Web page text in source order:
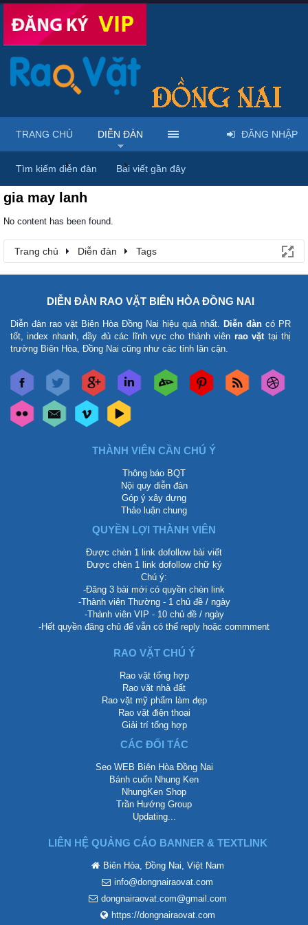
Trang chủ Diễn đàn Tags
gia may lanh
No content has been found.
Trang chủ Diễn đàn Tags
TRANG CHỦ DIỄN ĐÀN
Tìm kiếm diễn đàn Bài viết gần đây
ĐĂNG NHẬP
DIỄN ĐÀN RAO VẶT BIÊN HÒA ĐỒNG NAI
Diễn đàn rao vặt Biên Hòa Đồng Nai hiệu quả nhất. Diễn đàn có PR
tốt, index nhanh, đầy đủ các lĩnh vực cho thành viên rao vặttại thị
trường Biên Hòa, Đồng Nai cũng như các tỉnh lân cận.
THÀNH VIÊN CẦN CHÚ Ý
Thông báo BQT
Nội quy diễn đàn
Góp ý xây dựng
Thảo luận chung
QUYỀN LỢI THÀNH VIÊN
Được chèn 1 link dofollow bài viết
Được chèn 1 link dofollow chữ ký
Chú ý:
-Đăng 3 bài mới có quyền chèn link
-Thành viên Thường - 1 chủ đề / ngày
-Thành viên VIP - 10 chủ đề / ngày
-Hết quyền đăng chủ để vẫn có thể reply hoặc commment
RAO VẶT CHÚ Ý
Rao vặt tổng hợp
Rao vặt nhà đất
Rao vặt mỹ phẩm làm đẹp
Rao vặt điện thoại
Giải trí tổng hợp
CÁC ĐỐI TÁC
Seo WEB Biên Hòa Đồng Nai
Bánh cuốn Nhung Ken
NhungKen Shop
Trần Hướng Group
Updating...
LIÊN HỆ QUẢNG CÁO BANNER & TEXTLINK
Biên Hòa, Đồng Nai, Việt Nam
info@dongnairaovat.com
dongnairaovat.com@gmail.com
https://dongnairaovat.com